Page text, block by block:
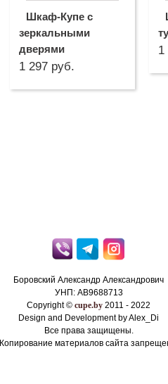
Шкаф-Купе с
зеркальными
дверями
1 297 руб.
1
Боровский Александр Александрович
УНП: AB9688713
Copyright © cupe.by 2011 - 2022
Design and Development by Alex_Di
Все права защищены.
Копирование материалов сайта